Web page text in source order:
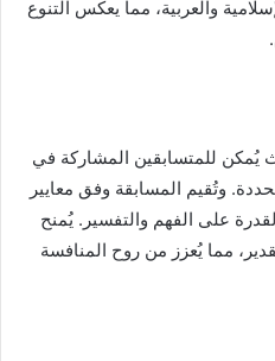
والعربية، مما يعكس التنوع
يُمكن للمتسابقين المشاركة في
وتُقيم المسابقة وفق معايير
على الفهم والتفسير. يُمنح
مما يُعزز من روح المنافسة